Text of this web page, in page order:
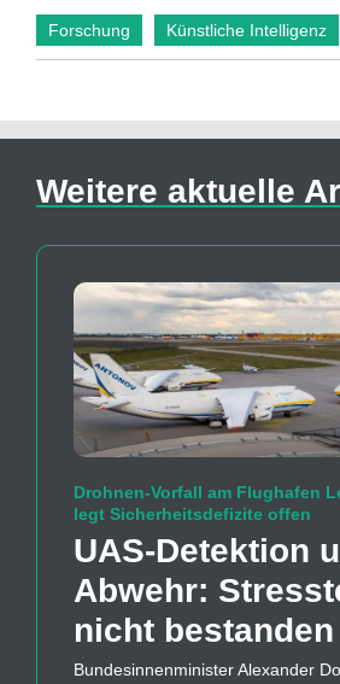
Forschung Künstliche Intelligenz
Weitere aktuelle
Drohnen-Vorfall am Flughafen
legt Sicherheitsdefizite offen
UAS-Detektion
Abwehr:
nicht bestanden
Bundesinnenminister Alexander